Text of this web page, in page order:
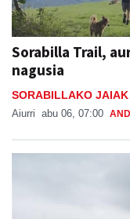
Sorabilla Trail,
nagusia
SORABILLAKO
Aiurri abu 06, 07:00